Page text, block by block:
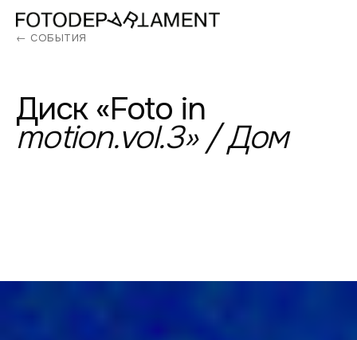
← СОБЫТИЯ
Диск «Foto in
motion.vol.3» /Дом